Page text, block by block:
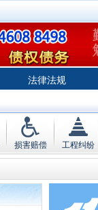
法律法规
损害赔偿 工程纠纷